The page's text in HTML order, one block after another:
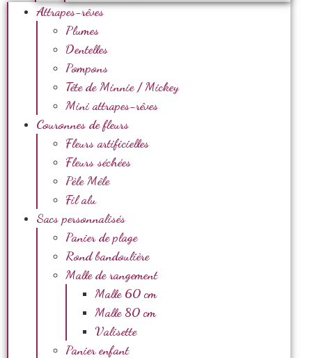
Attrapes-rêves
Plumes
Dentelles
Pompons
Tête de Minnie / Mickey
Mini attrapes-rêves
Couronnes de fleurs
Fleurs artificielles
Fleurs séchées
Pèle Mêle
Fil alu
Sacs personnalisés
Panier de plage
Rond bandoulière
Malle de rangement
Malle 60 cm
Malle 80 cm
Valisette
Panier enfant